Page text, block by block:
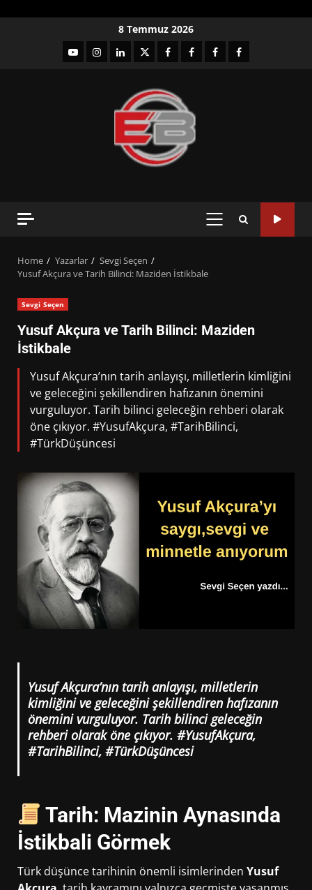
8 Temmuz 2026
YouTubeInstagram
LinkedIntwitterfacebook-Facebook-
Facebook-Facebook-
PRIMARY
Home Yazarlar
Sevgi Seçen
Yusuf Akçura ve Tarih Bilinci: Maziden İstikbale
Sevgi Seçen
Yusuf Akçura ve Tarih Bilinci: Maziden
İstikbale
Yusuf Akçura’nın tarih anlayışı, milletlerin kimliğini
ve geleceğini şekillendiren hafızanın önemini
vurguluyor. Tarih bilinci geleceğin rehberi olarak
öne çıkıyor. #YusufAkçura, #TarihBilinci,
#TürkDüşüncesi
Yusuf Akçura’nın tarih anlayışı, milletlerin
kimliğini ve geleceğini şekillendiren hafızanın
önemini vurguluyor. Tarih bilinci geleceğin
rehberi olarak öne çıkıyor. #YusufAkçura,
#TarihBilinci, #TürkDüşüncesi
Tarih: Mazinin Aynasında
İstikbali Görmek
Türk düşünce tarihinin önemli isimlerinden Yusuf